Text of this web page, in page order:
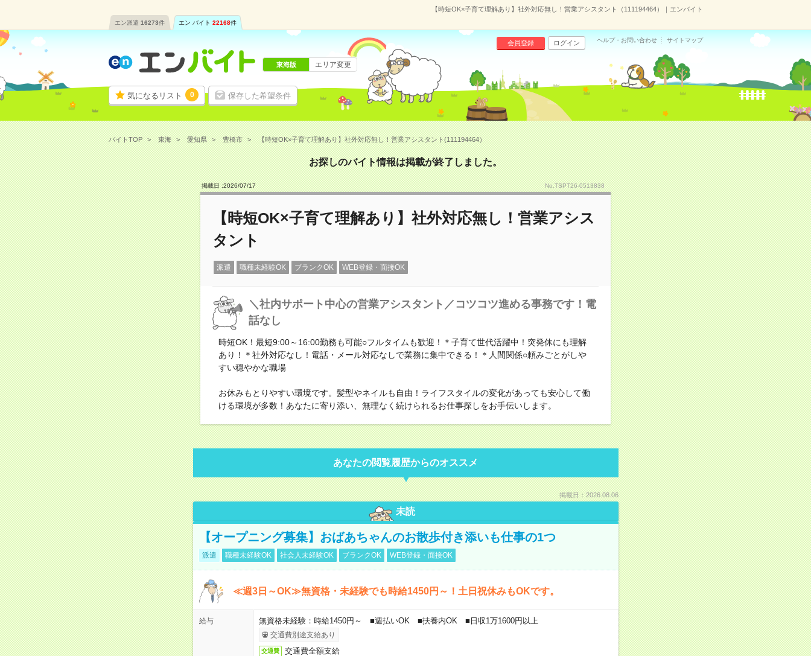
【時短OK×子育て理解あり】社外対応無し！営業アシスタント（111194464）｜エンバイト
エン派遣 16273件 エン バイト 22168件
気になるリスト 0 保存した希望条件
会員登録 ログイン ヘルプ・お問い合わせ サイトマップ
東海版 エリア変更
バイトTOP 東海 愛知県 豊橋市 【時短OK×子育て理解あり】社外対応無し！営業アシスタント(111194464）
お探しのバイト情報は掲載が終了しました。
掲載日 :2026/07/17 No.TSPT26-0513838
【時短OK×子育て理解あり】社外対応無し！営業アシス
タント
派遣 職種未経験OK ブランクOK WEB登録・面接OK
＼社内サポート中心の営業アシスタント／コツコツ進める事務です！電
話なし
時短OK！最短9:00～16:00勤務も可能○フルタイムも歓迎！＊子育て世代活躍中！突発休にも理解
あり！＊社外対応なし！電話・メール対応なしで業務に集中できる！＊人間関係○頼みごとがしや
すい穏やかな職場
お休みもとりやすい環境です。髪型やネイルも自由！ライフスタイルの変化があっても安心して働
ける環境が多数！あなたに寄り添い、無理なく続けられるお仕事探しをお手伝いします。
あなたの閲覧履歴からのオススメ
掲載日：2026.08.06
未読
【オープニング募集】おばあちゃんのお散歩付き添いも仕事の1つ
派遣 職種未経験OK 社会人未経験OK ブランクOK WEB登録・面接OK
≪週3日～OK≫無資格・未経験でも時給1450円～！土日祝休みもOKです。
給与 無資格未経験：時給1450円～ ■週払いOK ■扶養内OK ■日収1万1600円以上
交通費別途支給あり
交通費 交通費全額支給